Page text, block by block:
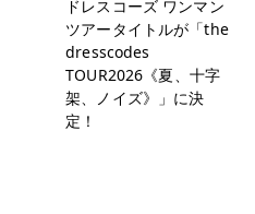
ドレスコーズ ワンマン
ツアータイトルが「the
dresscodes
TOUR2026《夏、十字
架、ノイズ》」に決
定！